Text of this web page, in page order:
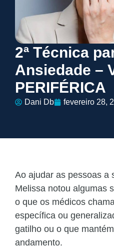
2ª Técnica
Ansiedade –
PERIFÉRICA
Dani Db fevereiro 28,
Ao ajudar as pessoas a
Melissa notou algumas
o que os médicos
específica ou
gatilho ou o que
andamento.